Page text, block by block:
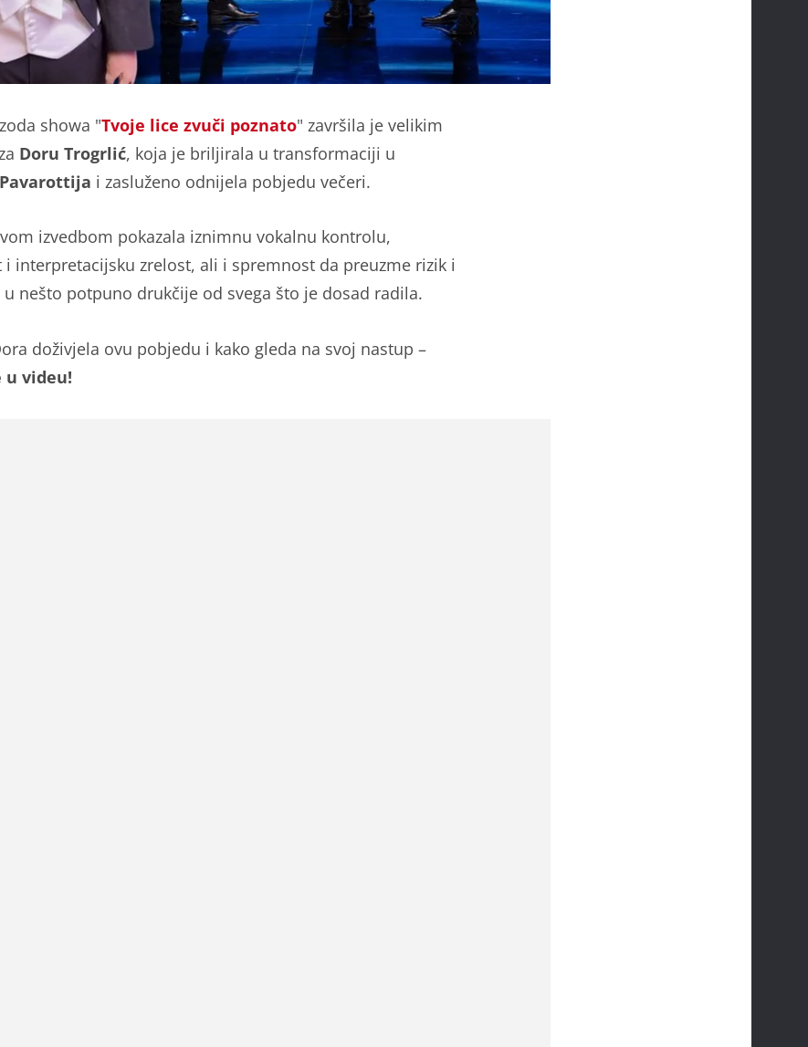
showa "Tvoje lice zvuči poznato" završila je velikim
Doru Trogrlić, koja je briljirala u transformaciji u
i zasluženo odnijela pobjedu večeri.
izvedbom pokazala iznimnu vokalnu kontrolu,
i interpretacijsku zrelost, ali i spremnost da preuzme rizik i
nešto potpuno drukčije od svega što je dosad radila.
doživjela ovu pobjedu i kako gleda na svoj nastup –
u videu!